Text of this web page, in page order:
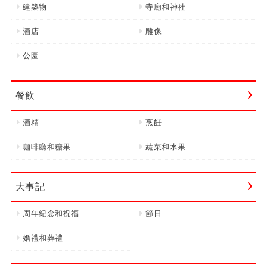
建築物 寺廟和神社
酒店 雕像
公園
餐飲
酒精 烹飪
咖啡廳和糖果 蔬菜和水果
大事記
周年紀念和祝福 節日
婚禮和葬禮